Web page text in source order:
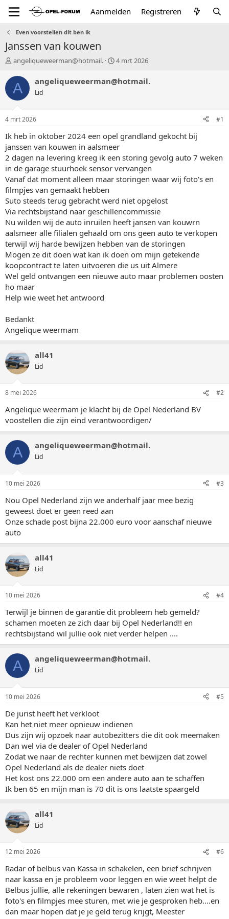
Aanmelden Registreren
Even voorstellen dit ben ik
Janssen van kouwen
T
p
i
a
r
e
r
angeliqueweerman@hotmail.
S
a
r
u
m
4 mrt 2026
A angeliqueweerman@hotmail.
Lid
4 mrt 2026 #1
Ik heb in oktober 2024 een opel grandland gekocht bij
janssen van kouwen in aalsmeer
2 dagen na levering kreeg ik een storing gevolg auto 7 weken
in de garage stuurhoek sensor vervangen
Vanaf dat moment alleen maar storingen waar wij foto's en
filmpjes van gemaakt hebben
Suto steeds terug gebracht werd niet opgelost
Via rechtsbijstand naar geschillencommissie
Nu wilden wij de auto inruilen heeft jansen van kouwrn
aalsmeer alle filialen gehaald om ons geen auto te verkopen
terwijl wij harde bewijzen hebben van de storingen
Mogen ze dit doen wat kan ik doen om mijn getekende
koopcontract te laten uitvoeren die us uit Almere
Wel geld ontvangen een nieuwe auto maar problemen oosten
ho maar
Help wie weet het antwoord
Bedankt
Angelique weermam
all41
Lid
8 mei 2026 #2
Angelique weermam je klacht bij de Opel Nederland BV
voostellen die zijn eind verantwoordigen/
A angeliqueweerman@hotmail.
Lid
10 mei 2026 #3
Nou Opel Nederland zijn we anderhalf jaar mee bezig
geweest doet er geen reed aan
Onze schade post bijna 22.000 euro voor aanschaf nieuwe
auto
all41
Lid
10 mei 2026 #4
Terwijl je binnen de garantie dit probleem heb gemeld?
schamen moeten ze zich daar bij Opel Nederland!! en
rechtsbijstand wil jullie ook niet verder helpen ....
A angeliqueweerman@hotmail.
Lid
10 mei 2026 #5
De jurist heeft het verkloot
Kan het niet meer opnieuw indienen
Dus zijn wij opzoek naar autobezitters die dit ook meemaken
Dan wel via de dealer of Opel Nederland
Zodat we naar de rechter kunnen met bewijzen dat zowel
Opel Nederland als de dealer niets doet
Het kost ons 22.000 om een andere auto aan te schaffen
Ik ben 65 en mijn man is 70 dit is ons laatste spaargeld
all41
Lid
12 mei 2026 #6
Radar of belbus van Kassa in schakelen, een brief schrijven
naar kassa en je probleem voor leggen en wie weet helpt de
Belbus jullie, alle rekeningen bewaren , laten zien wat het is
foto's en filmpjes mee sturen, met wie je gesproken heb....en
dan maar hopen dat je je geld terug krijgt, Meester